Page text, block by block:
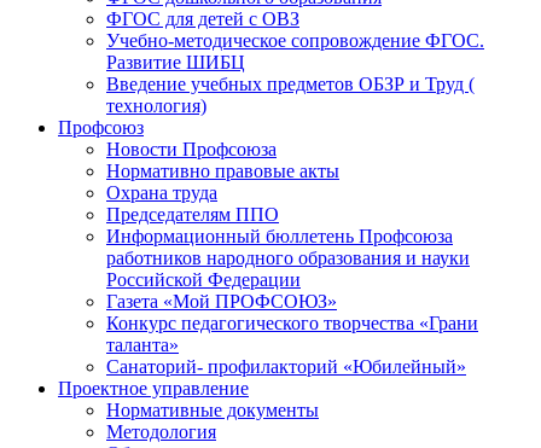
ФГОС для детей с ОВЗ
Учебно-методическое сопровождение ФГОС.
Развитие ШИБЦ
Введение учебных предметов ОБЗР и Труд (
технология)
Профсоюз
Новости Профсоюза
Нормативно правовые акты
Охрана труда
Председателям ППО
Информационный бюллетень Профсоюза
работников народного образования и науки
Российской Федерации
Газета «Мой ПРОФСОЮЗ»
Конкурс педагогического творчества «Грани
таланта»
Санаторий- профилакторий «Юбилейный»
Проектное управление
Нормативные документы
Методология